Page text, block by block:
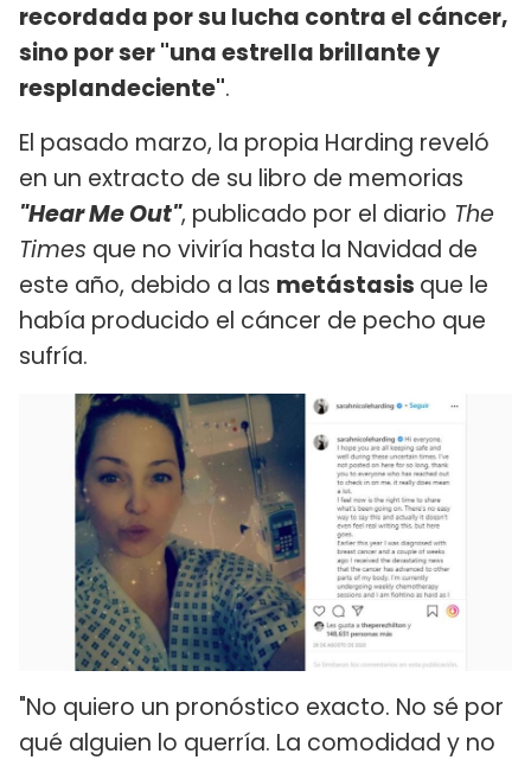
recordada por su lucha contra el cáncer,
sino por ser "una estrella brillante y
resplandeciente".
El pasado marzo, la propia Harding reveló
en un extracto de su libro de memorias
"Hear Me Out", publicado por el diario The
Times que no viviría hasta la Navidad de
este año, debido a las metástasis que le
había producido el cáncer de pecho que
sufría.
"No quiero un pronóstico exacto. No sé por
qué alguien lo querría. La comodidad y no